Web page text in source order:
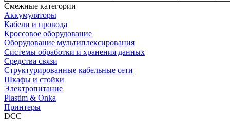
Смежные категории
Аккумуляторы
Кабели и провода
Кроссовое оборудование
Оборудование мультиплексирования
Системы обработки и хранения данных
Средства связи
Структурированные кабельные сети
Шкафы и стойки
Электропитание
Plastim & Onka
Принтеры
DCC